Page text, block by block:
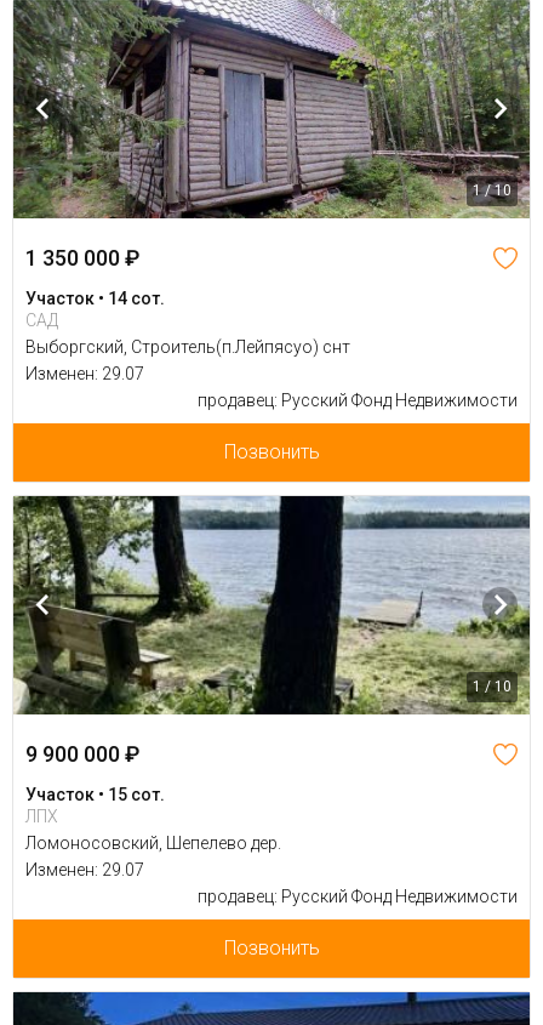
1 / 10
1 350 000 ₽
Участок • 14 сот.
САД
Выборгский, Строитель(п.Лейпясуо) снт
Изменен: 29.07
продавец: Русский Фонд Недвижимости
Позвонить
1 / 10
9 900 000 ₽
Участок • 15 сот.
ЛПХ
Ломоносовский, Шепелево дер.
Изменен: 29.07
продавец: Русский Фонд Недвижимости
Позвонить